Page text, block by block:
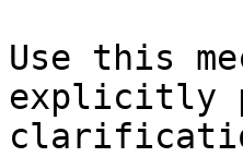
Use this
explicitly